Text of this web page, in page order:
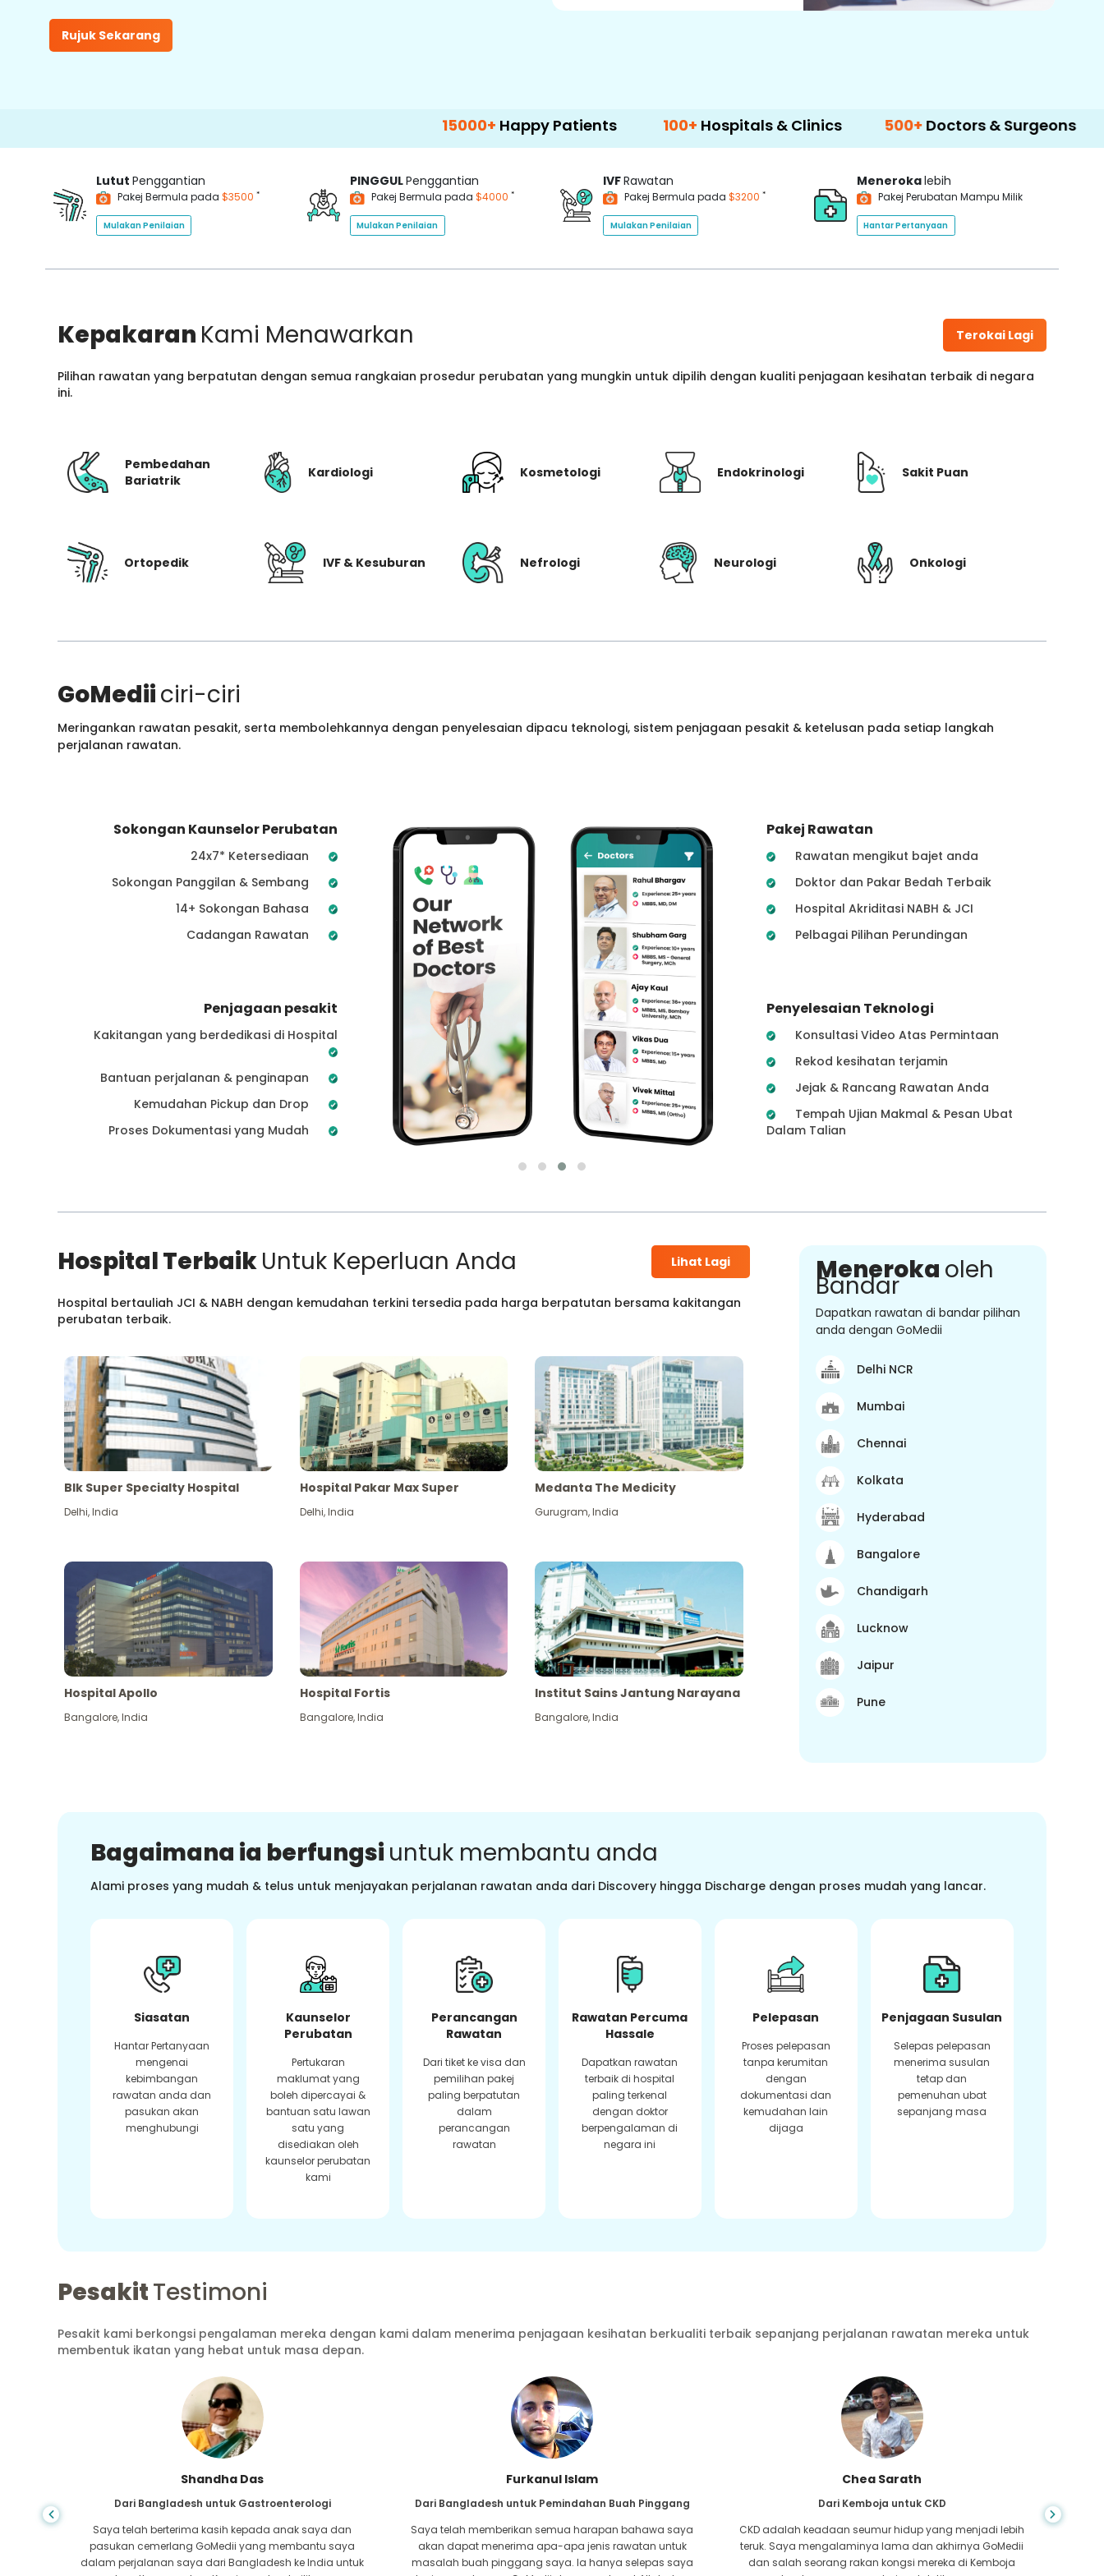
Rujuk Sekarang
15000+Happy Patients 100+ Hospitals & Clinics 500+ Doctors & Surgeons 14+
Lutut Penggantian
Pakej Bermula pada $3500 *
Mulakan Penilaian
PINGGULPenggantian
Pakej Bermula pada $4000 *
Mulakan Penilaian
IVFRawatan
Pakej Bermula pada $3200 *
Mulakan Penilaian
Menerokalebih
Pakej Perubatan Mampu Milik
Hantar Pertanyaan
Kepakaran Kami Menawarkan Terokai Lagi
Pilihan rawatan yang berpatutan dengan semua rangkaian prosedur perubatan yang mungkin untuk dipilih dengan kualiti penjagaan kesihatan terbaik di negara
ini.
Pembedahan
Bariatrik
Kardiologi Kosmetologi Endokrinologi Sakit Puan
Ortopedik IVF & Kesuburan Nefrologi Neurologi Onkologi
GoMediiciri-ciri
Meringankan rawatan pesakit, serta membolehkannya dengan penyelesaian dipacu teknologi, sistem penjagaan pesakit & ketelusan pada setiap langkah
perjalanan rawatan.
Sokongan Kaunselor Perubatan
24x7* Ketersediaan
Sokongan Panggilan & Sembang
14+ Sokongan Bahasa
Cadangan Rawatan
Penjagaan pesakit
Kakitangan yang berdedikasi di Hospital
Bantuan perjalanan & penginapan
Kemudahan Pickup dan Drop
Proses Dokumentasi yang Mudah
Pakej Rawatan
Rawatan mengikut bajet anda
Doktor dan Pakar Bedah Terbaik
Hospital Akriditasi NABH & JCI
Pelbagai Pilihan Perundingan
Penyelesaian Teknologi
Konsultasi Video Atas Permintaan
Rekod kesihatan terjamin
Jejak & Rancang Rawatan Anda
Tempah Ujian Makmal & Pesan Ubat
Dalam Talian
Hospital TerbaikUntuk Keperluan Anda Lihat Lagi
Hospital bertauliah JCI & NABH dengan kemudahan terkini tersedia pada harga berpatutan bersama kakitangan
perubatan terbaik.
Blk Super Specialty Hospital
Delhi,India
Hospital Pakar Max Super
Delhi,India
Medanta The Medicity
Gurugram,India
Hospital Apollo
Bangalore,India
Hospital Fortis
Bangalore,India
Institut Sains Jantung Narayana
Bangalore,India
Meneroka oleh
Bandar
Dapatkan rawatan di bandar pilihan
anda dengan GoMedii
Delhi NCR
Mumbai
Chennai
Kolkata
Hyderabad
Bangalore
Chandigarh
Lucknow
Jaipur
Pune
Bagaimana ia berfungsi untuk membantu anda
Alami proses yang mudah & telus untuk menjayakan perjalanan rawatan anda dari Discovery hingga Discharge dengan proses mudah yang lancar.
Siasatan
Hantar Pertanyaan
mengenai
kebimbangan
rawatan anda dan
pasukan akan
menghubungi
Kaunselor
Perubatan
Pertukaran
maklumat yang
boleh dipercayai &
bantuan satu lawan
satu yang
disediakan oleh
kaunselor perubatan
kami
Perancangan
Rawatan
Dari tiket ke visa dan
pemilihan pakej
paling berpatutan
dalam
perancangan
rawatan
Rawatan Percuma
Hassale
Dapatkan rawatan
terbaik di hospital
paling terkenal
dengan doktor
berpengalaman di
negara ini
Pelepasan
Proses pelepasan
tanpa kerumitan
dengan
dokumentasi dan
kemudahan lain
dijaga
Penjagaan Susulan
Selepas pelepasan
menerima susulan
tetap dan
pemenuhan ubat
sepanjang masa
PesakitTestimoni
Pesakit kami berkongsi pengalaman mereka dengan kami dalam menerima penjagaan kesihatan berkualiti terbaik sepanjang perjalanan rawatan mereka untuk
membentuk ikatan yang hebat untuk masa depan.
Shandha Das
Dari Bangladesh untuk Gastroenterologi
Saya telah berterima kasih kepada anak saya dan
pasukan cemerlang GoMedii yang membantu saya
dalam perjalanan saya dari Bangladesh ke India untuk
Furkanul Islam
Dari Bangladesh untuk Pemindahan Buah Pinggang
Saya telah memberikan semua harapan bahawa saya
akan dapat menerima apa-apa jenis rawatan untuk
masalah buah pinggang saya. Ia hanya selepas saya
Chea Sarath
Dari Kemboja untuk CKD
CKD adalah keadaan seumur hidup yang menjadi lebih
teruk. Saya mengalaminya lama dan akhirnya GoMedii
dan salah seorang rakan kongsi mereka di Kemboja